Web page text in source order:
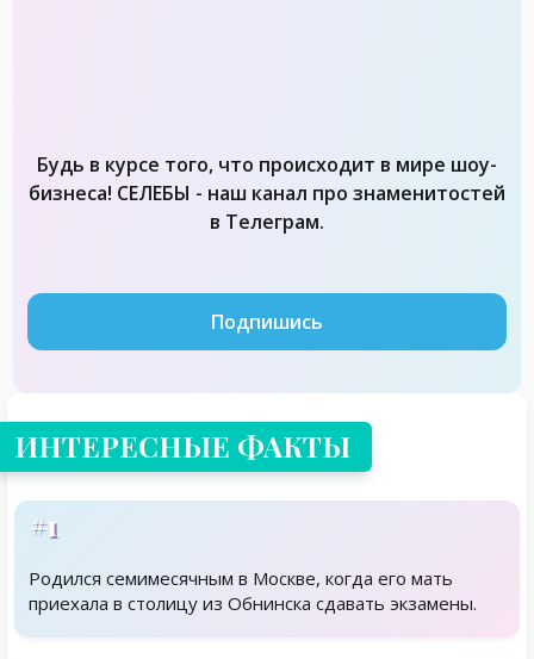
Будь в курсе того, что происходит в мире шоу-
бизнеса! СЕЛЕБЫ - наш канал про знаменитостей
в Телеграм.
Подпишись
ИНТЕРЕСНЫЕ ФАКТЫ
#1
Родился семимесячным в Москве, когда его мать
приехала в столицу из Обнинска сдавать экзамены.